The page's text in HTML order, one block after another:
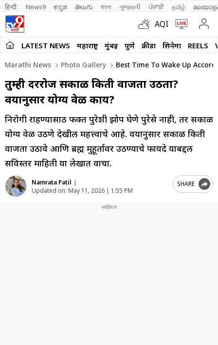
हिन्दी News9 ಕನ್ನಡ తెలుగు বাংলা ગુજરાતી ਪੰਜਾਬੀ தமிழ்
AQI
LATEST NEWS महाराष्ट्र मुंबई पुणे क्रीडा सिनेमा REELS
Marathi News Photo Gallery Best Time To Wake Up
तुम्ही दररोज सकाळी किती वाजता उठता?
वयानुसार योग्य वेळ काय?
निरोगी राहण्यासाठी फक्त पुरेशी झोप घेणे पुरेसे नाही, तर सकाळी
योग्य वेळी उठणे देखील महत्त्वाचे आहे. वयानुसार सकाळी किती
वाजता उठावे आणि ब्रह्म मुहूर्तावर उठण्याचे फायदे याबद्दल
सविस्तर माहिती या लेखात वाचा.
Namrata Patil |
Updated on: May 11, 2026 | 1:55 PM
SHARE